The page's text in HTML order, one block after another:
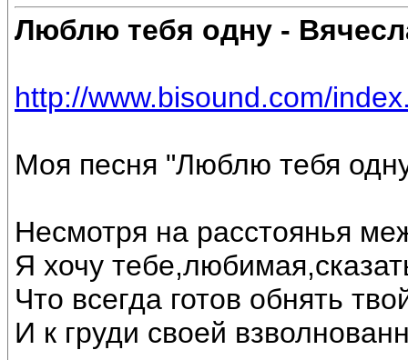
Люблю тебя одну -
http://www.bisound.com/
Моя песня "Люблю тебя
Несмотря на расстоянья
Я хочу
Что всегда готов обнять
И к груди своей